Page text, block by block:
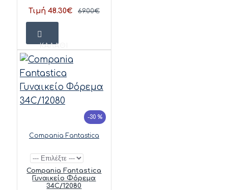
Τιμή 48.30€ 69.00€
ΚΑΛΆΘΙ
-30 %
Compania Fantastica
Compania Fantastica
Γυναικείο Φόρεμα
34C/12080